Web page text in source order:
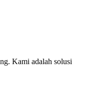
Kami adalah solusi